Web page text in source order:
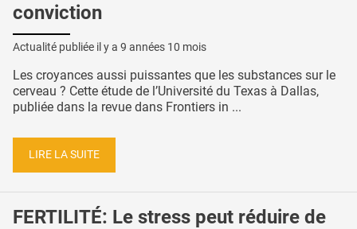
conviction
Actualité publiée il y a 9 années 10 mois
Les croyances aussi puissantes que les substances sur le
cerveau ? Cette étude de l’Université du Texas à Dallas,
publiée dans la revue dans Frontiers in ...
LIRE LA SUITE
FERTILITÉ: Le stress peut réduire de